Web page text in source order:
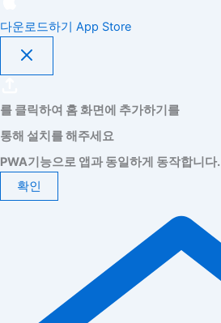
다운로드하기 App Store
를 클릭하여 홈 화면에 추가하기를
통해 설치를 해주세요
PWA기능으로 앱과 동일하게 동작합니다.
확인